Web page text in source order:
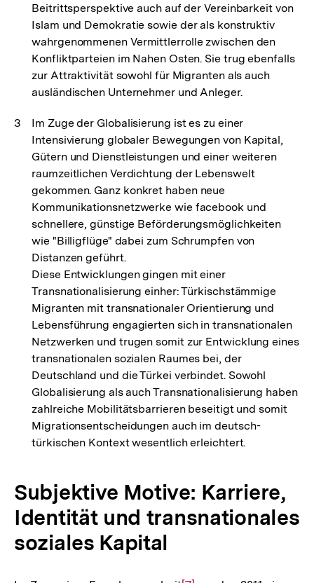
Beitrittsperspektive auch auf der Vereinbarkeit von
Islam und Demokratie sowie der als konstruktiv
wahrgenommenen Vermittlerrolle zwischen den
Konfliktparteien im Nahen Osten. Sie trug ebenfalls
zur Attraktivität sowohl für Migranten als auch
ausländischen Unternehmer und Anleger.
Im Zuge der Globalisierung ist es zu einer
Intensivierung globaler Bewegungen von Kapital,
Gütern und Dienstleistungen und einer weiteren
raumzeitlichen Verdichtung der Lebenswelt
gekommen. Ganz konkret haben neue
Kommunikationsnetzwerke wie facebook und
schnellere, günstige Beförderungsmöglichkeiten
wie "Billigflüge" dabei zum Schrumpfen von
Distanzen geführt.
Diese Entwicklungen gingen mit einer
Transnationalisierung einher: Türkischstämmige
Migranten mit transnationaler Orientierung und
Lebensführung engagierten sich in transnationalen
Netzwerken und trugen somit zur Entwicklung eines
transnationalen sozialen Raumes bei, der
Deutschland und die Türkei verbindet. Sowohl
Globalisierung als auch Transnationalisierung haben
zahlreiche Mobilitätsbarrieren beseitigt und somit
Migrationsentscheidungen auch im deutsch-
türkischen Kontext wesentlich erleichtert.
Subjektive Motive: Karriere,
Identität und transnationales
soziales Kapital